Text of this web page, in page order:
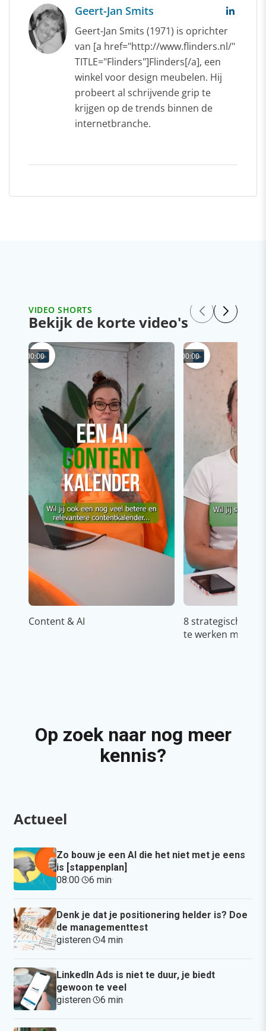
Geert-Jan Smits
Geert-Jan Smits (1971) is oprichter
van [a href="http://www.flinders.nl/"
TITLE="Flinders"]Flinders[/a], een
winkel voor design meubelen. Hij
probeert al schrijvende grip te
krijgen op de trends binnen de
internetbranche.
VIDEO SHORTS
Bekijk de korte video's
00:00
Content & AI
00:00
8 strategische
te werken met
Op zoek naar nog meer
kennis?
Actueel
Zo bouw je een AI die het niet met je eens
is [stappenplan]
08:00· 6 min·
Denk je dat je positionering helder is? Doe
de managementtest
gisteren· 4 min·
LinkedIn Ads is niet te duur, je biedt
gewoon te veel
gisteren· 6 min·